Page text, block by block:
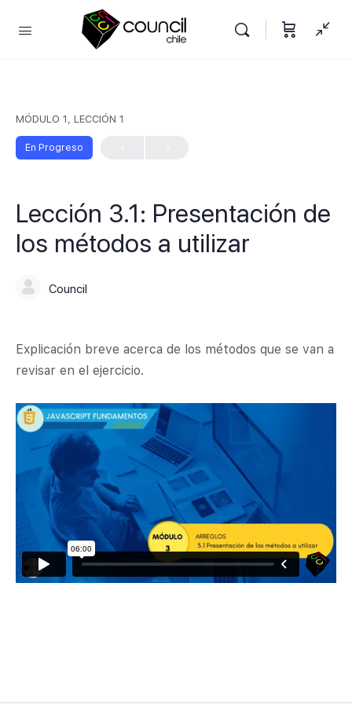
MÓDULO 1, LECCIÓN 1
En Progreso
Lección 3.1: Presentación de
los métodos a utilizar
Council
Explicación breve acerca de los métodos que se van a
revisar en el ejercicio.